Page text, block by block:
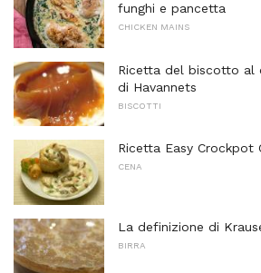
funghi e pancetta
CHICKEN MAINS
Ricetta del biscotto al
di Havannets
BISCOTTI
Ricetta Easy Crockpot
CENA
La definizione di
BIRRA